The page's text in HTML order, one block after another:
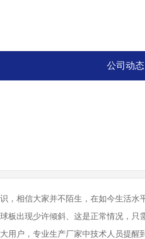
公司动态
，相信大家并不陌生，在如今生活
板出现少许倾斜、这是正常情况，
用户，专业生产厂家中技术人员提